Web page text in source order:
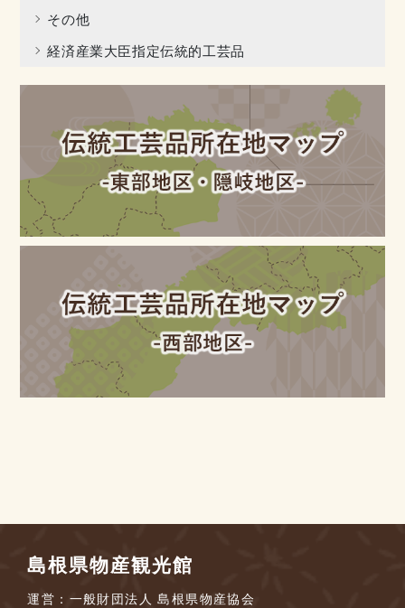
その他
経済産業大臣指定伝統的工芸品
島根県物産観光館
運営：一般財団法人 島根県物産協会